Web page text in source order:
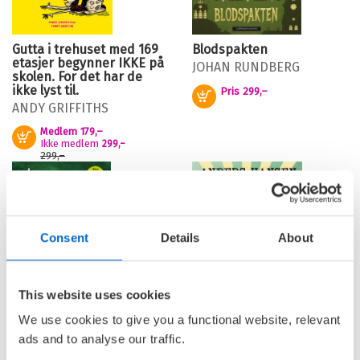
Consent Details About
This website uses cookies
We use cookies to give you a functional website, relevant
ads and to analyse our traffic.
Gutta i trehuset med 169
etasjer begynner IKKE på
skolen. For det har de
ikke lyst til.
ANDY GRIFFITHS
Medlem 179,–
Ikke medlem 299,–
299,–
Kjøp
Blodspakten
JOHAN RUNDBERG
Pris 299,–
Kjøp
Grøsserne – Mareritt på
leiren